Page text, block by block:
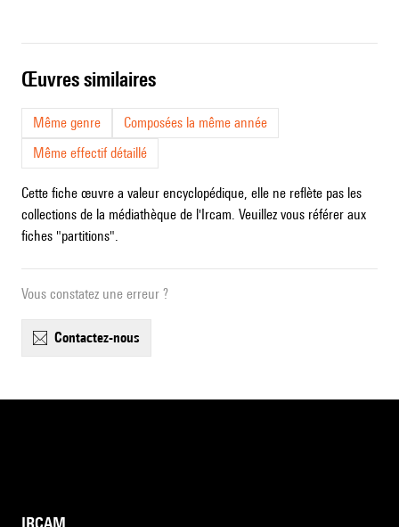
œuvres similaires
Même genre
Composées la même année
Même effectif détaillé
Cette fiche œuvre a valeur encyclopédique, elle ne reflète pas les
collections de la médiathèque de l'Ircam. Veuillez vous référer aux
fiches "partitions".
Vous constatez une erreur ?
contactez-nous
IRCAM